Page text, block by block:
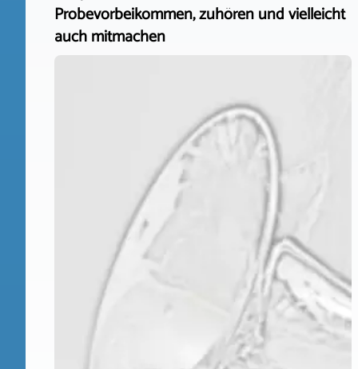
Probevorbeikommen, zuhören und vielleicht
auch mitmachen